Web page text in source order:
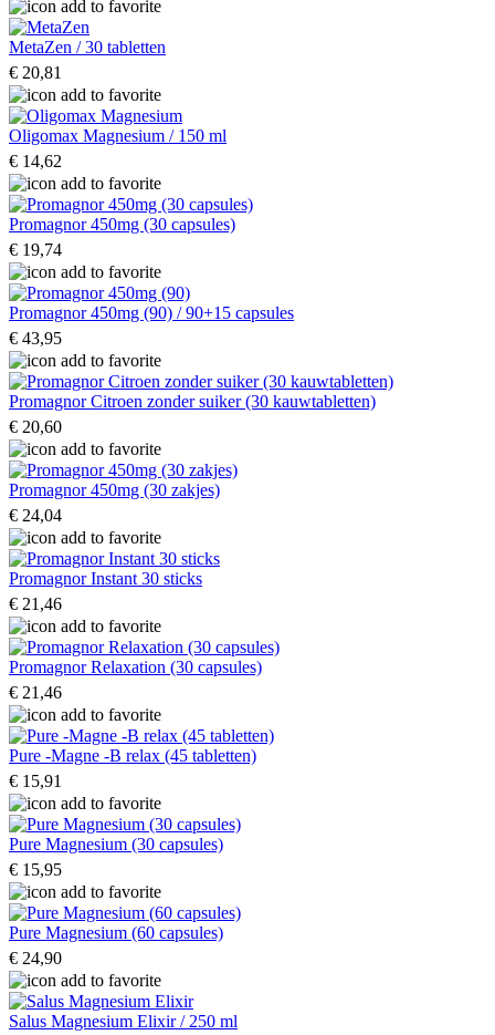
MetaZen / 30 tabletten
€ 20,81
Oligomax Magnesium / 150 ml
€ 14,62
Promagnor 450mg (30 capsules)
€ 19,74
Promagnor 450mg (90) / 90+15 capsules
€ 43,95
Promagnor Citroen zonder suiker (30 kauwtabletten)
€ 20,60
Promagnor 450mg (30 zakjes)
€ 24,04
Promagnor Instant 30 sticks
€ 21,46
Promagnor Relaxation (30 capsules)
€ 21,46
Pure -Magne -B relax (45 tabletten)
€ 15,91
Pure Magnesium (30 capsules)
€ 15,95
Pure Magnesium (60 capsules)
€ 24,90
Salus Magnesium Elixir / 250 ml